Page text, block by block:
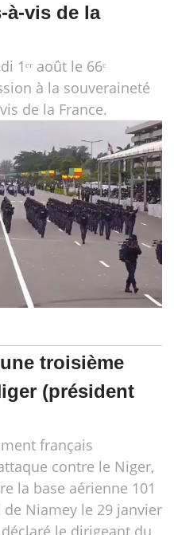
à-vis de la
1ᵉʳ août le 66ᵉ
à la souveraineté
de la France.
troisième
(président
français
contre le Niger,
la base aérienne 101
Niamey le 29 janvier
déclaré le dirigeant du